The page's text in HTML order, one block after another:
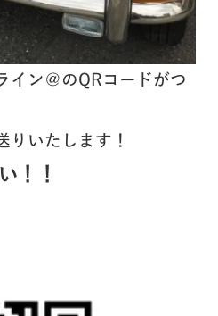
イン＠のQRコードがつ
りいたします！
！！